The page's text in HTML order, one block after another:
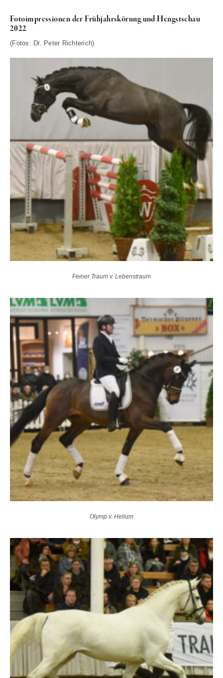
Fotoimpressionen der Frühjahrskörung und Hengstschau
2022
(Fotos: Dr. Peter Richterich)
Feiner Traum v. Lebenstraum
Olymp v. Helium